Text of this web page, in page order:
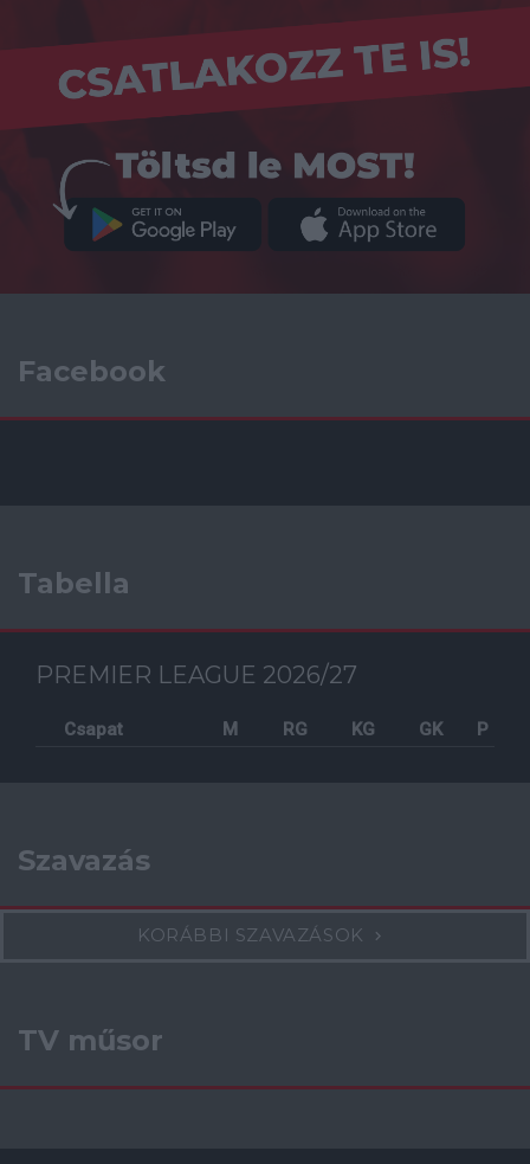
Facebook
Tabella
PREMIER LEAGUE 2026/27
Csapat M RG KG GK P
Szavazás
KORÁBBI SZAVAZÁSOK
TV műsor